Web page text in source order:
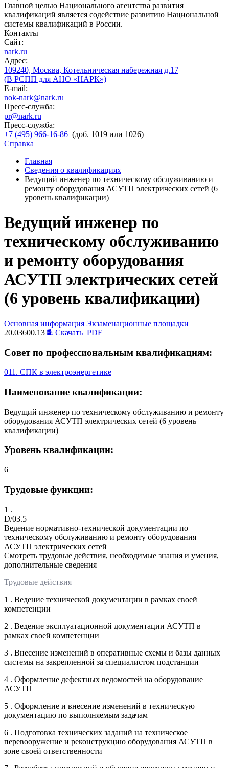
Главной целью Национального агентства развития
квалификаций является содействие развитию Национальной
системы квалификаций в России.
Контакты
Сайт:
nark.ru
Адрес:
109240, Москва, Котельническая набережная д.17
(В РСПП для АНО «НАРК»)
E-mail:
nok-nark@nark.ru
Пресс-служба:
pr@nark.ru
Пресс-служба:
+7 (495) 966-16-86 (доб. 1019 или 1026)
Справка
Главная
Сведения о квалификациях
Ведущий инженер по техническому обслуживанию и
ремонту оборудования АСУТП электрических сетей (6
уровень квалификации)
Ведущий инженер по
техническому обслуживанию
и ремонту оборудования
АСУТП электрических сетей
(6 уровень квалификации)
Основная информация Экзаменационные площадки
20.03600.13
Скачать PDF
Совет по профессиональным квалификациям:
011. СПК в электроэнергетике
Наименование квалификации:
Ведущий инженер по техническому обслуживанию и ремонту
оборудования АСУТП электрических сетей (6 уровень
квалификации)
Уровень квалификации:
6
Трудовые функции:
1 .
D/03.5
Ведение нормативно-технической документации по
техническому обслуживанию и ремонту оборудования
АСУТП электрических сетей
Смотреть трудовые действия, необходимые знания и умения,
дополнительные сведения
Трудовые действия
1 . Ведение технической документации в рамках своей
компетенции
2 . Ведение эксплуатационной документации АСУТП в
рамках своей компетенции
3 . Внесение изменений в оперативные схемы и базы данных
системы на закрепленной за специалистом подстанции
4 . Оформление дефектных ведомостей на оборудование
АСУТП
5 . Оформление и внесение изменений в техническую
документацию по выполняемым задачам
6 . Подготовка технических заданий на техническое
перевооружение и реконструкцию оборудования АСУТП в
зоне своей ответственности